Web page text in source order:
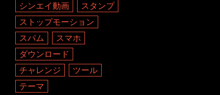
シンエイ動画
スタンプ
ストップモーション
スパム
スマホ
ダウンロード
チャレンジ
ツール
テーマ